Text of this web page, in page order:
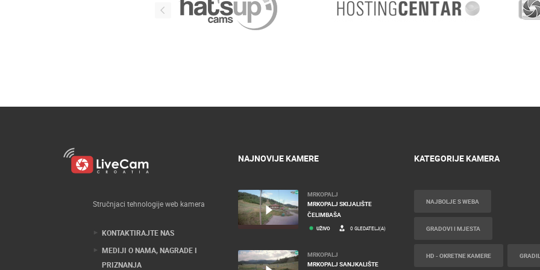
Stručnjaci tehnologije web kamera
KONTAKTIRAJTE NAS
MEDIJI O NAMA, NAGRADE I
PRIZNANJA
NAJNOVIJE KAMERE
MRKOPALJ
MRKOPALJ SKIJALIŠTE
ČELIMBAŠA
UŽIVO 0 GLEDATELJ(A)
MRKOPALJ
MRKOPALJ SANJKALIŠTE
KATEGORIJE KAMERA
NAJBOLJE S WEBA
GRADOVI I MJESTA
HD - OKRETNE KAMERE